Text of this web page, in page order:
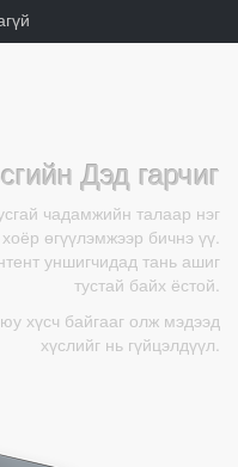
Дэд гарчиг
чадамжийн талаар нэг
өгүүлэмжээр бичнэ үү.
уншигчидад тань ашиг
тустай байх ёстой.
хүсч байгааг олж мэдээд
хүслийг нь гүйцэлдүүл.